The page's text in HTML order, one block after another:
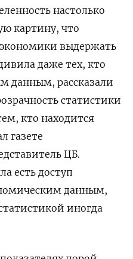
настолько
картину, что
экономики выдержать
даже тех, кто
данным, рассказали
статистики
кто находится
газете
ЦБ.
есть доступ
данным,
иногда